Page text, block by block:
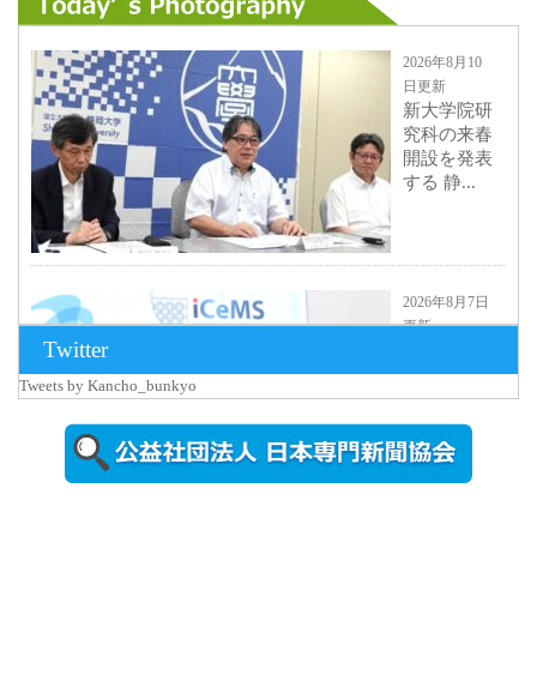
2026年8月10
日更新
新大学院研
究科の来春
開設を発表
する 静...
2026年8月7日
更新
iCeMS等を
視察した松
本文部科学
大...
Twitter
Tweets by Kancho_bunkyo